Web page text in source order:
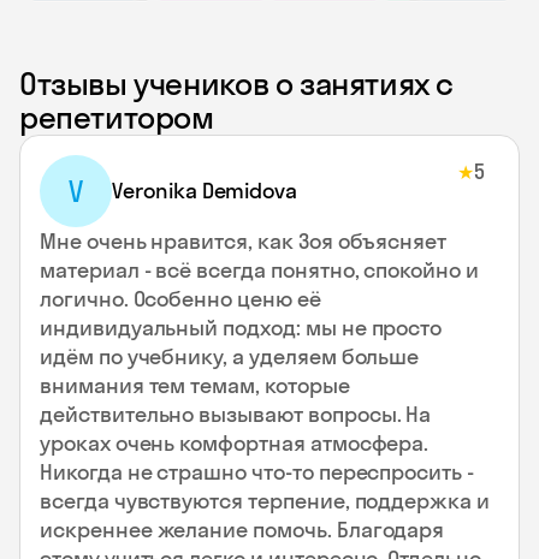
Отзывы учеников о занятиях с
репетитором
V Veronika Demidova
★5
Мне очень нравится, как Зоя объясняет
материал - всё всегда понятно, спокойно и
логично. Особенно ценю её
индивидуальный подход: мы не просто
идём по учебнику, а уделяем больше
внимания тем темам, которые
действительно вызывают вопросы. На
уроках очень комфортная атмосфера.
Никогда не страшно что-то переспросить -
всегда чувствуются терпение, поддержка и
искреннее желание помочь. Благодаря